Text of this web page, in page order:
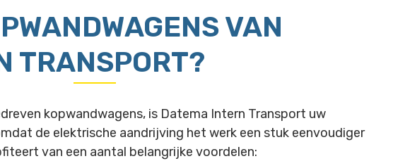
VAN
TRANSPORT?
kopwandwagens, is Datema Intern Transport uw
de elektrische aandrijving het werk een stuk eenvoudiger
van een aantal belangrijke voordelen: